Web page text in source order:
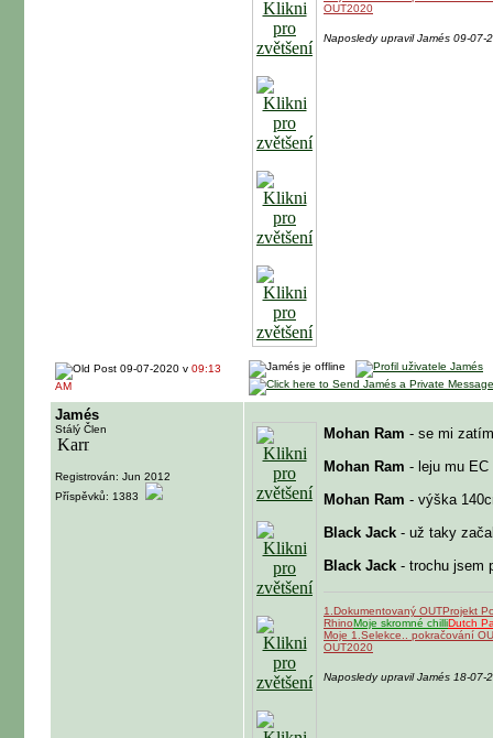
OUT2020
Naposledy upravil Jamés 09-07-
09-07-2020 v 09:13
AM
Jamés
Stálý Člen
Registrován: Jun 2012
Příspěvků: 1383
Mohan Ram - se mi
Mohan Ram - leju mu
Mohan Ram - výška
Black Jack - už taky
Black Jack - trochu jsem
1.Dokumentovaný OUTProjekt
RhinoMoje skromné chilliDutch
Moje 1.Selekce.. pokračování
OUT2020
Naposledy upravil Jamés 18-07-